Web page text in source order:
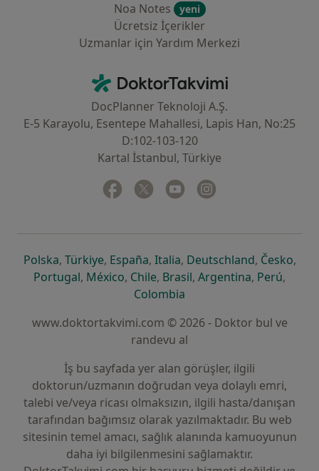
Noa Notes
yeni
Ücretsiz İçerikler
Uzmanlar için Yardım Merkezi
DoktorTakvimi - Ana Sayfa
DocPlanner Teknoloji A.Ş.
E-5 Karayolu, Esentepe Mahallesi, Lapis Han, No:25
D:102-103-120
Kartal İstanbul, Türkiye
Facebook
yeni bir sekmede açılır
Twitter
yeni bir sekmede açılır
Youtube
yeni bir sekmede açılır
Polskayeni bir sekmede açılır
, Türkiyeyeni bir sekmede açılır
, Españayeni bir sekmede açılır
, Italiayeni bir sekmede açılır
, Deutschlandyeni bir
, Českoyeni
,
Portugalyeni bir sekmede açılır
, Méxicoyeni bir sekmede açılır
, Chileyeni bir sekmede açılır
, Brasilyeni bir sekmede açılır
, Argentinayeni bir
, Perúyeni
,
Colombia
www.doktortakvimi.com © 2026 - Doktor bul ve
randevu al
İş bu sayfada yer alan görüşler, ilgili
doktorun/uzmanın doğrudan veya dolaylı emri,
talebi ve/veya ricası olmaksızın, ilgili hasta/danışan
tarafından bağımsız olarak yazılmaktadır. Bu web
sitesinin temel amacı, sağlık alanında kamuoyunun
daha iyi bilgilenmesini sağlamaktır.